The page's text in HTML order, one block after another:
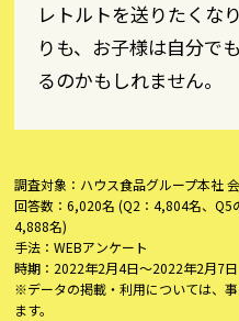
レトルトを送りたくな
りも、お子様は自分で
るのかもしれません。
調査対象：ハウス食品グループ本社
回答数：6,020名 (Q2：4,804名、Q5
4,888名)
手法：WEBアンケート
時期：2022年2月4日〜2022年2月7日
※データの掲載・利用については、
ます。